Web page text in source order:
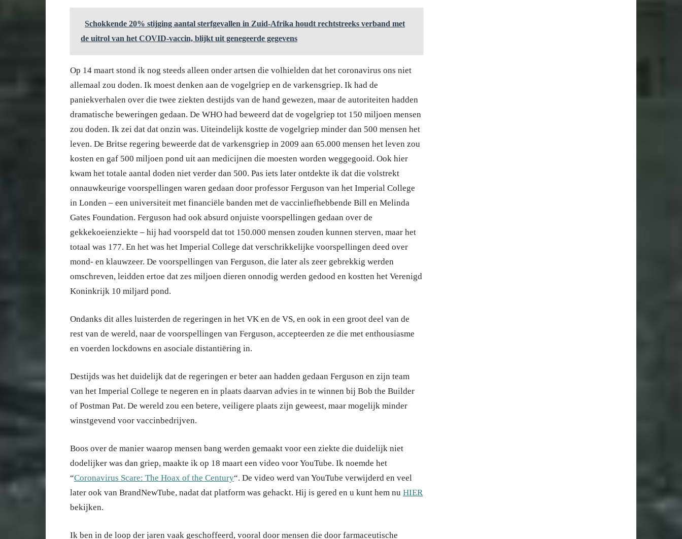
Schokkende 20% stijging aantal sterfgevallen in Zuid-Afrika houdt rechtstreeks verband met
de uitrol van het COVID-vaccin, blijkt uit genegeerde gegevens
Op 14 maart stond ik nog steeds alleen onder artsen die volhielden dat het coronavirus ons niet
allemaal zou doden. Ik moest denken aan de vogelgriep en de varkensgriep. Ik had de
paniekverhalen over die twee ziekten destijds van de hand gewezen, maar de autoriteiten hadden
dramatische beweringen gedaan. De WHO had beweerd dat de vogelgriep tot 150 miljoen mensen
zou doden. Ik zei dat dat onzin was. Uiteindelijk kostte de vogelgriep minder dan 500 mensen het
leven. De Britse regering beweerde dat de varkensgriep in 2009 aan 65.000 mensen het leven zou
kosten en gaf 500 miljoen pond uit aan medicijnen die moesten worden weggegooid. Ook hier
kwam het totale aantal doden niet verder dan 500. Pas iets later ontdekte ik dat die volstrekt
onnauwkeurige voorspellingen waren gedaan door professor Ferguson van het Imperial College
in Londen – een universiteit met financiële banden met de vaccinliefhebbende Bill en Melinda
Gates Foundation. Ferguson had ook absurd onjuiste voorspellingen gedaan over de
gekkekoeienziekte – hij had voorspeld dat tot 150.000 mensen zouden kunnen sterven, maar het
totaal was 177. En het was het Imperial College dat verschrikkelijke voorspellingen deed over
mond- en klauwzeer. De voorspellingen van Ferguson, die later als zeer gebrekkig werden
omschreven, leidden ertoe dat zes miljoen dieren onnodig werden gedood en kostten het Verenigd
Koninkrijk 10 miljard pond.
Ondanks dit alles luisterden de regeringen in het VK en de VS, en ook in een groot deel van de
rest van de wereld, naar de voorspellingen van Ferguson, accepteerden ze die met enthousiasme
en voerden lockdowns en asociale distantiëring in.
Destijds was het duidelijk dat de regeringen er beter aan hadden gedaan Ferguson en zijn team
van het Imperial College te negeren en in plaats daarvan advies in te winnen bij Bob the Builder
of Postman Pat. De wereld zou een betere, veiligere plaats zijn geweest, maar mogelijk minder
winstgevend voor vaccinbedrijven.
Boos over de manier waarop mensen bang werden gemaakt voor een ziekte die duidelijk niet
dodelijker was dan griep, maakte ik op 18 maart een video voor YouTube. Ik noemde het
“Coronavirus Scare: The Hoax of the Century“. De video werd van YouTube verwijderd en veel
later ook van BrandNewTube, nadat dat platform was gehackt. Hij is gered en u kunt hem nu HIER
bekijken.
Ik ben in de loop der jaren vaak geschoffeerd, vooral door mensen die door farmaceutische